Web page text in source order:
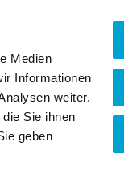
Medien
Informationen
weiter.
Sie ihnen
geben